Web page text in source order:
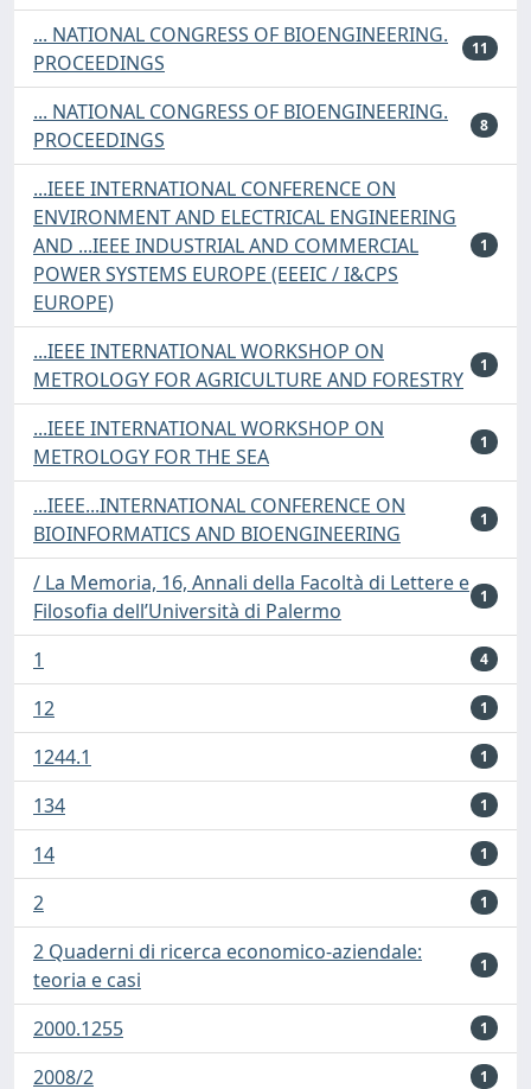
... NATIONAL CONGRESS OF BIOENGINEERING.
PROCEEDINGS
11
... NATIONAL CONGRESS OF BIOENGINEERING.
PROCEEDINGS
8
...IEEE INTERNATIONAL CONFERENCE ON
ENVIRONMENT AND ELECTRICAL ENGINEERING
AND ...IEEE INDUSTRIAL AND COMMERCIAL
POWER SYSTEMS EUROPE (EEEIC / I&CPS
EUROPE)
1
...IEEE INTERNATIONAL WORKSHOP ON
METROLOGY FOR AGRICULTURE AND FORESTRY
1
...IEEE INTERNATIONAL WORKSHOP ON
METROLOGY FOR THE SEA
1
...IEEE...INTERNATIONAL CONFERENCE ON
BIOINFORMATICS AND BIOENGINEERING
1
/ La Memoria, 16, Annali della Facoltà di Lettere e
Filosofia dell’Università di Palermo
1
1 4
12 1
1244.1 1
134 1
14 1
2 1
2 Quaderni di ricerca economico-aziendale:
teoria e casi
1
2000.1255 1
2008/2 1